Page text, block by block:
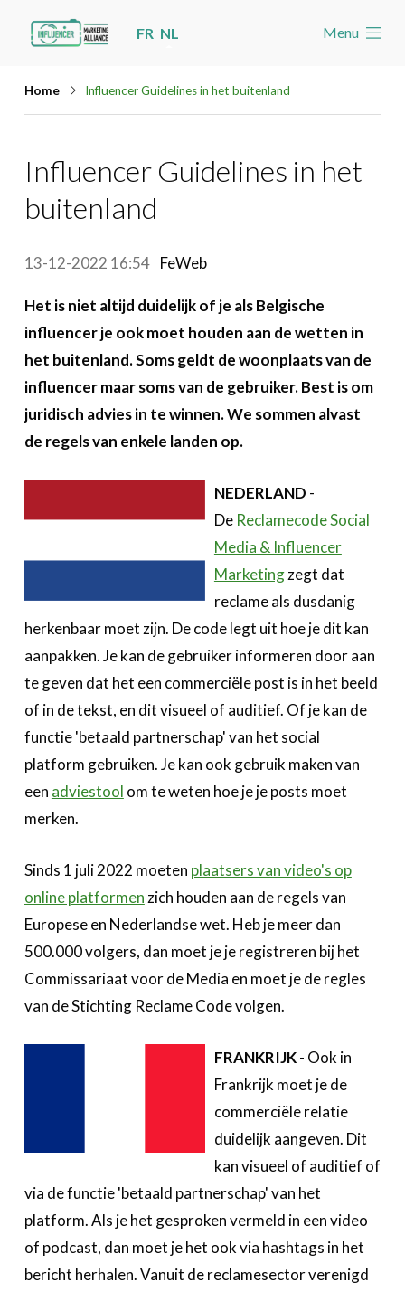
Jump
Jump
main
FR NL Menu
Home Influencer Guidelines in het buitenland
Influencer Guidelines in het
buitenland
13-12-2022 16:54 FeWeb
Het is niet altijd duidelijk of je als Belgische
influencer je ook moet houden aan de wetten in
het buitenland. Soms geldt de woonplaats van de
influencer maar soms van de gebruiker. Best is om
juridisch advies in te winnen. We sommen alvast
de regels van enkele landen op.
NEDERLAND -
De Reclamecode Social
Media & Influencer
Marketingzegt dat
reclame als dusdanig
herkenbaar moet zijn. De code legt uit hoe je dit kan
aanpakken. Je kan de gebruiker informeren door aan
te geven dat het een commerciële post is in het beeld
of in de tekst, en dit visueel of auditief. Of je kan de
functie 'betaald partnerschap' van het social
platform gebruiken. Je kan ook gebruik maken van
een adviestool om te weten hoe je je posts moet
merken.
Sinds 1 juli 2022 moeten plaatsers van video's op
online platformen zich houden aan de regels van
Europese en Nederlandse wet. Heb je meer dan
500.000 volgers, dan moet je je registreren bij het
Commissariaat voor de Media en moet je de regles
van de Stichting Reclame Code volgen.
FRANKRIJK- Ook in
Frankrijk moet je de
commerciële relatie
duidelijk aangeven. Dit
kan visueel of auditief of
via de functie 'betaald partnerschap' van het
platform. Als je het gesproken vermeld in een video
of podcast, dan moet je het ook via hashtags in het
bericht herhalen. Vanuit de reclamesector verenigd
Nieuwsberichten per label
Cases
Word lid
Account
Zoeken